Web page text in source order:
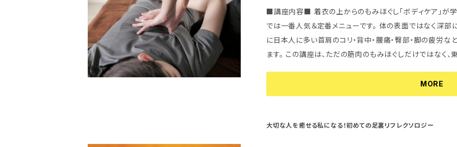
■講座内容■ 着衣の上からのもみほぐし「ボディケア」が学
では一番人気＆定番メニューです。 体の表面ではなく深部にあるコリをほぐす技術が習得できます！とく
に日本人に多い首肩のコリ・背中・腰痛・臀部・脚の疲労
ます。 この講座は、ただの筋肉のもみほぐしだけではなく、東洋医学の経絡やツボ療法も取り入れたボ
けます。終了すると、それぞれ30分ほどの実践的な施術が
で） ※実技がメインになりますが、実技で必要な知識もお伝えしていきます。 ●施術に必要な、筋肉・経
私で知っていることなら何でもお伝えします♪ ※上記以外のお好きな部位を選んでいただくことも可能
MORE
大切な人を癒せる私になる！初めての足裏リフレクソロジー